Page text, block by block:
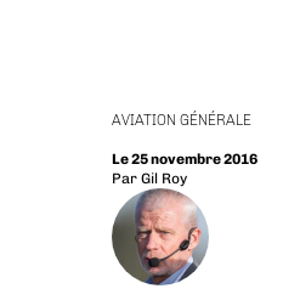
AVIATION GÉNÉRALE
Le 25 novembre 2016
Par Gil Roy